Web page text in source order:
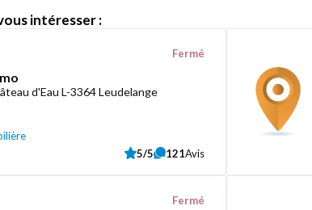
intéresser :
d'Eau L-3364 Leudelange
Fermé
5/5 121Avis
Fermé